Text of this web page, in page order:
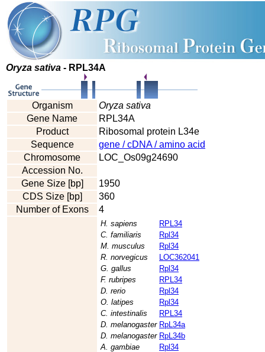
Oryza sativa - RPL34A
Organism
Oryza sativa
Gene Name
RPL34A
Product
Ribosomal protein L34e
Sequence
gene / cDNA / amino acid
Chromosome
LOC_Os09g24690
Accession No.
Gene Size [bp]
1950
CDS Size [bp]
360
Number of Exons
4
H. sapiens
RPL34
C. familiaris
Rpl34
M. musculus
Rpl34
R. norvegicus
LOC362041
G. gallus
Rpl34
F. rubripes
RPL34
D. rerio
Rpl34
O. latipes
Rpl34
C. intestinalis
RPL34
D. melanogaster RpL34a
D. melanogaster RpL34b
A. gambiae
Rpl34